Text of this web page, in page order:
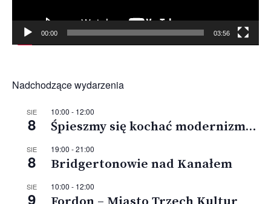
00:00 03:56
Nadchodzące wydarzenia
SIE
8
10:00 - 12:00
Śpieszmy się kochać modernizm…
SIE
8
19:00 -21:00
Bridgertonowie nad Kanałem
SIE
9
10:00 - 12:00